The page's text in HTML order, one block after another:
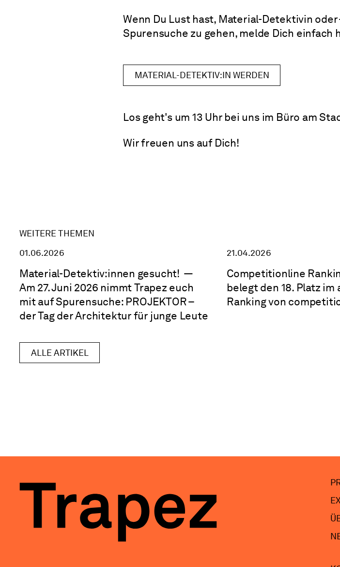
Wenn Du Lust hast, Material-Detektivin
Spurensuche zu gehen, melde Dich einfach
MATERIAL-DETEKTIV:IN WERDENANMELDUNG
Los geht's um 13 Uhr bei uns im Büro am
Wir freuen uns auf Dich!
WEITERE THEMEN
01.06.2026
Material-Detektiv:innen gesucht! —
Am 27. Juni 2026 nimmt Trapez euch
mit auf Spurensuche: PROJEKTOR –
der Tag der Architektur für junge Leute
21.04.2026
Competitionline
belegt den 18. Platz im
Ranking von
ALLE ARTIKEL